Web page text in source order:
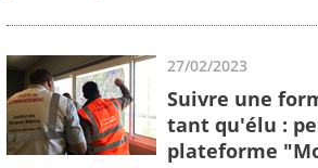
27/02/2023
Suivre une
tant qu'élu :
plateforme